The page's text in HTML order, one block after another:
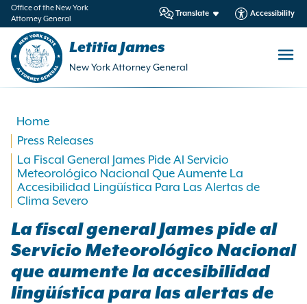
Office of the New York
Attorney General
Translate Accessibility
Letitia James
New York Attorney General
Home
Press Releases
La Fiscal General James Pide Al Servicio
Meteorológico Nacional Que Aumente La
Accesibilidad Lingüística Para Las Alertas de
Clima Severo
La fiscal general James pide al
Servicio Meteorológico Nacional
que aumente la accesibilidad
lingüística para las alertas de